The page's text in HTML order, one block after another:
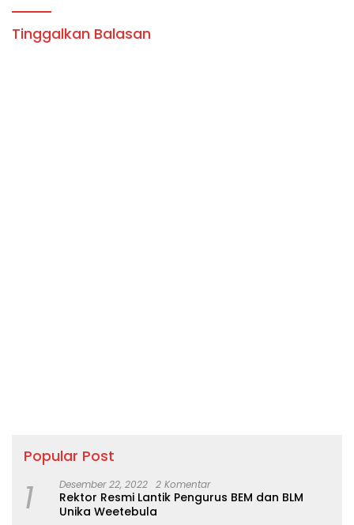
Tinggalkan Balasan
Popular Post
1 Desember 22, 2022 2 Komentar
Rektor Resmi Lantik Pengurus BEM dan BLM
Unika Weetebula